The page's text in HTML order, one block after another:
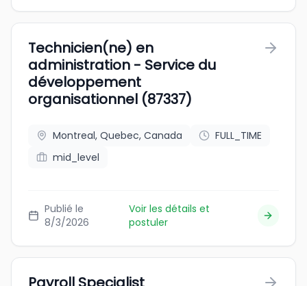
Technicien(ne) en
administration - Service du
développement
organisationnel (87337)
Montreal, Quebec, Canada
FULL_TIME
mid_level
Publié le
8/3/2026
Voir les détails et
postuler